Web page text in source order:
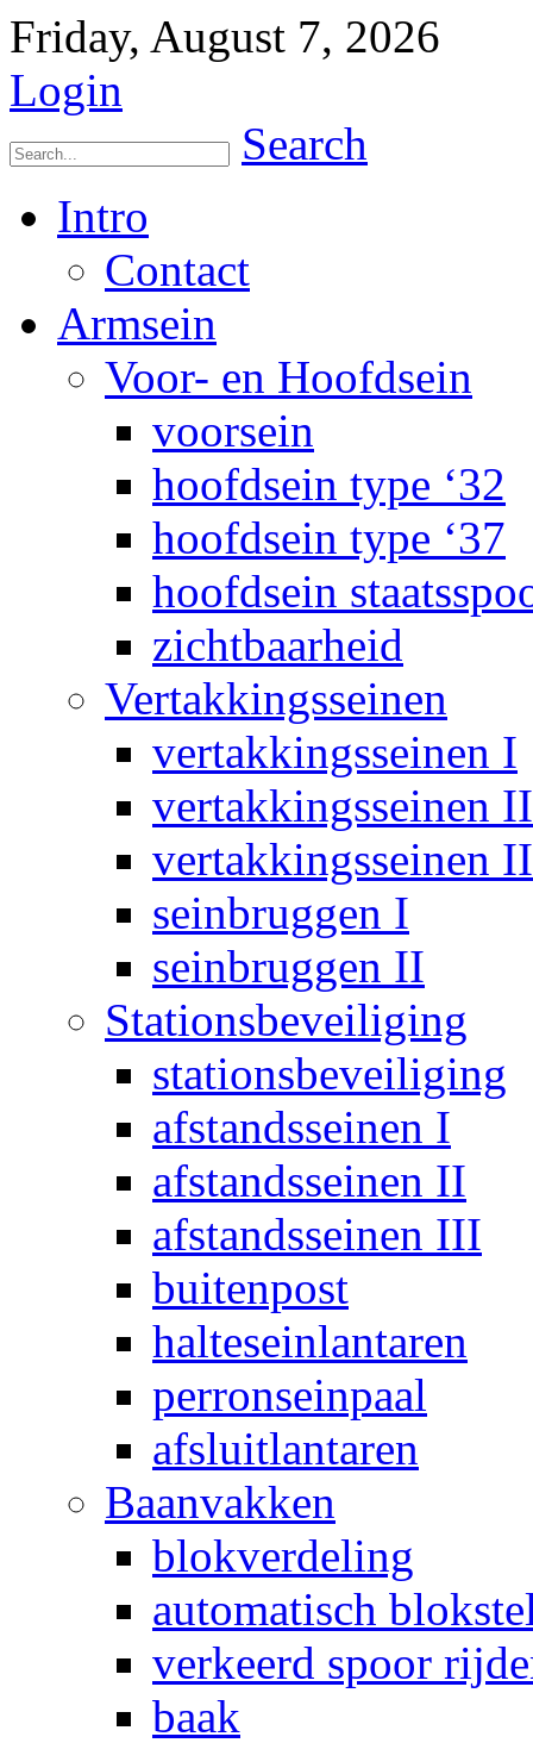
Friday, August 7, 2026
Login
Search
Intro
Contact
Armsein
Voor- en Hoofdsein
voorsein
hoofdsein type ‘32
hoofdsein type ‘37
hoofdsein
zichtbaarheid
Vertakkingsseinen
vertakkingsseinen I
vertakkingsseinen II
vertakkingsseinen
seinbruggen I
seinbruggen II
Stationsbeveiliging
stationsbeveiliging
afstandsseinen I
afstandsseinen II
afstandsseinen III
buitenpost
halteseinlantaren
perronseinpaal
afsluitlantaren
Baanvakken
blokverdeling
automatisch
verkeerd spoor
baak